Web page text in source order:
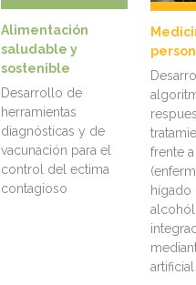
Alimentación
saludable y
sostenible
Desarrollo de
herramientas
diagnósticas y de
vacunación para el
control del ectima
contagioso
frente
hígado
artificial